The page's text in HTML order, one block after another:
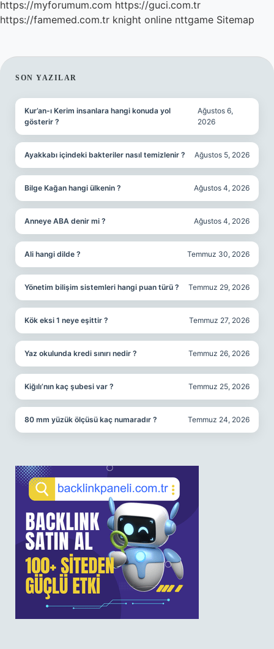
https://myforumum.com https://guci.com.tr
https://famemed.com.tr knight online nttgame Sitemap
SIDEBAR
SON YAZILAR
Kur’an-ı Kerim insanlara hangi konuda yol
gösterir ?
Ağustos 6,
2026
Ayakkabı içindeki bakteriler nasıl temizlenir ? Ağustos 5, 2026
Bilge Kağan hangi ülkenin ? Ağustos 4, 2026
Anneye ABA denir mi ? Ağustos 4, 2026
Ali hangi dilde ? Temmuz 30, 2026
Yönetim bilişim sistemleri hangi puan türü ? Temmuz 29, 2026
Kök eksi 1 neye eşittir ? Temmuz 27, 2026
Yaz okulunda kredi sınırı nedir ? Temmuz 26, 2026
Kiğılı’nın kaç şubesi var ? Temmuz 25, 2026
80 mm yüzük ölçüsü kaç numaradır ? Temmuz 24, 2026